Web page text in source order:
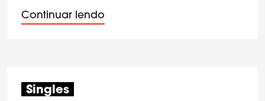
Continuar lendo
Singles